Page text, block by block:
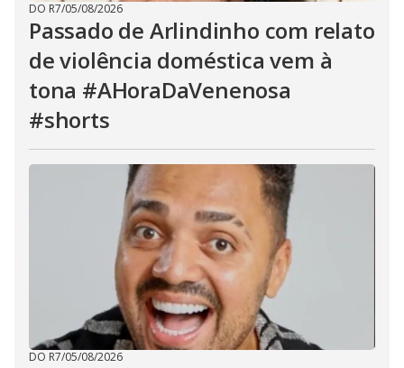
DO R7/05/08/2026
Passado de Arlindinho com relato
de violência doméstica vem à
tona #AHoraDaVenenosa
#shorts
DO R7/05/08/2026